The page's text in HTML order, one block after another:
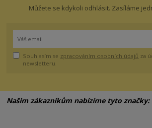
Můžete se kdykoli odhlásit. Zasíláme
Souhlasím se zpracováním osobních údajů za
newsletteru.
Našim zákazníkům nabízíme tyto značky: